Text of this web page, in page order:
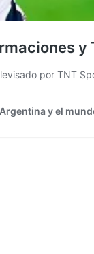
y
por TNT
y el